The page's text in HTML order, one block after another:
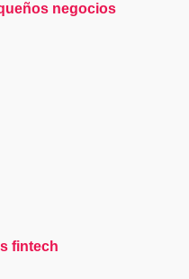
negocios
fintech